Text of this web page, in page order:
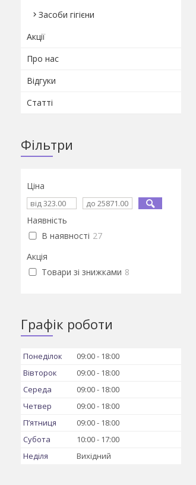
Засоби гігієни
Акції
Про нас
Відгуки
Статті
Фільтри
Ціна
Наявність
В наявності 27
Акція
Товари зі знижками 8
Графік роботи
Понеділок 09:00
18:00
Вівторок
09:00
18:00
Середа
09:00
18:00
Четвер
09:00
18:00
Пʼятниця
09:00
18:00
Субота
10:00
17:00
Неділя
Вихідний